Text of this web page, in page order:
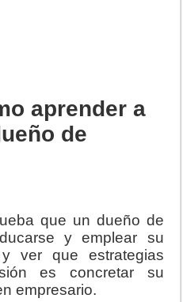
aprender a
de
que un dueño de
y emplear su
ver que estrategias
es concretar su
empresario.